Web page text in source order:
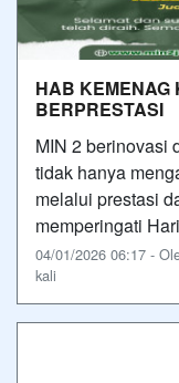
HAB KEMENAG
BERPRESTASI
MIN 2 berinovasi
tidak hanya
melalui prestasi
memperingati Hari
04/01/2026 06:17 -
kali